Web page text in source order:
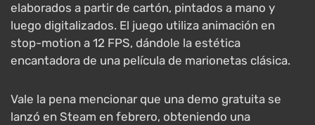
elaborados a partir de cartón, pintados a mano y
luego digitalizados. El juego utiliza animación en
stop-motion a 12 FPS, dándole la estética
encantadora de una película de marionetas clásica.
Vale la pena mencionar que una demo gratuita se
lanzó en Steam en febrero, obteniendo una